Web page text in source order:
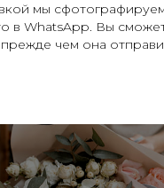
мы
в WhatsApp. Вы
чем она